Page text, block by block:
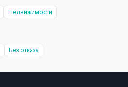
Недвижимости
Без отказа